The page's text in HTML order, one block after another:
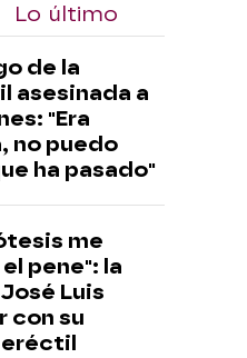
Lo último
de la
asesinada a
"Era
no puedo
ha pasado"
me
pene": la
Luis
con su